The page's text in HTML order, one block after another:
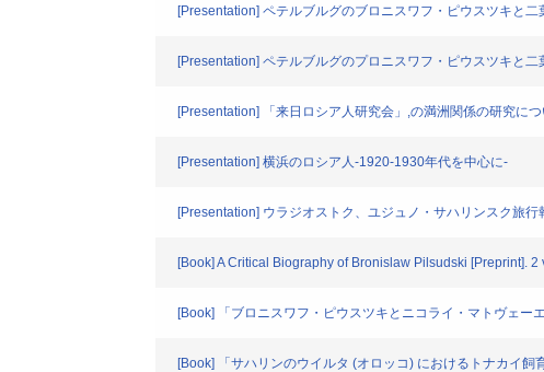
[Presentation] ペテルブルグのブロニスワフ・ピウスツキと
[Presentation] ペテルブルグのプロニスワフ・ピウスツキと
[Presentation] 「来日ロシア人研究会」,の満洲関係の研究につ
[Presentation] 横浜のロシア人-1920-1930年代を中心に-
[Presentation] ウラジオストク、ユジュノ・サハリンスク旅行
[Book] A Critical Biography of Bronislaw Pilsudski [Preprint]. 2
[Book] 「ブロニスワフ・ピウスツキとニコライ・マトヴェー
[Book] 「サハリンのウイルタ (オロッコ) におけるトナカイ